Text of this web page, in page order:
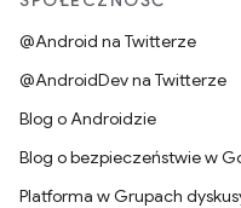
@Android na Twitterze
@AndroidDev na Twitterze
Blog o Androidzie
Blog o bezpieczeństwie w
Platforma w Grupach